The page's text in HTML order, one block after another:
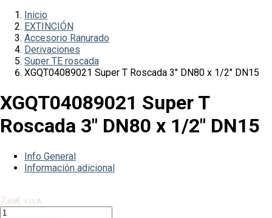
Inicio
EXTINCIÓN
Accesorio Ranurado
Derivaciones
Super TE roscada
XGQT04089021 Super T Roscada 3″ DN80 x 1/2″ DN15
XGQT04089021 Super T
Roscada 3″ DN80 x 1/2″ DN15
Info General
Información adicional
7,68€ + IVA
XGQT04089021